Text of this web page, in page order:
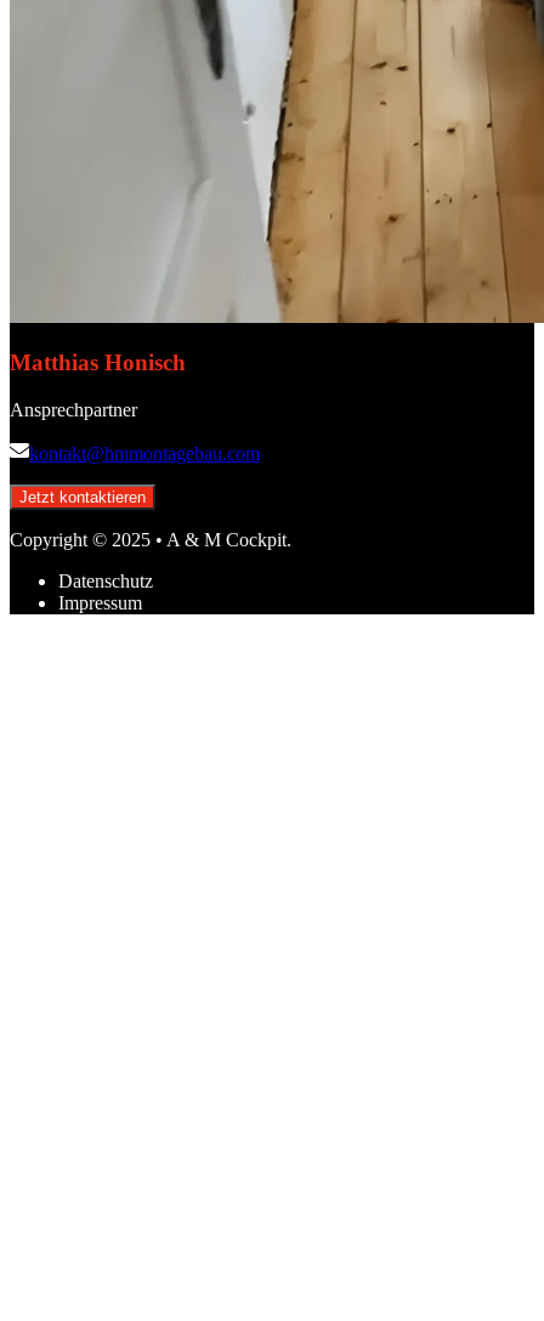
Matthias Honisch
Ansprechpartner
kontakt@hmmontagebau.com
Jetzt kontaktieren
Copyright © 2025 • A & M Cockpit.
Datenschutz
Impressum